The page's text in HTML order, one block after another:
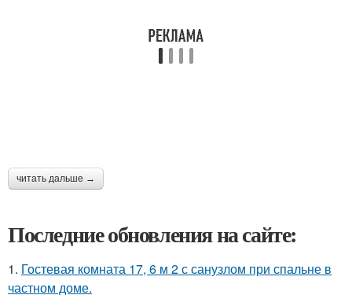
читать дальше →
Последние обновления на сайте:
1. Гостевая комната 17, 6 м 2 с санузлом при спальне в
частном доме.